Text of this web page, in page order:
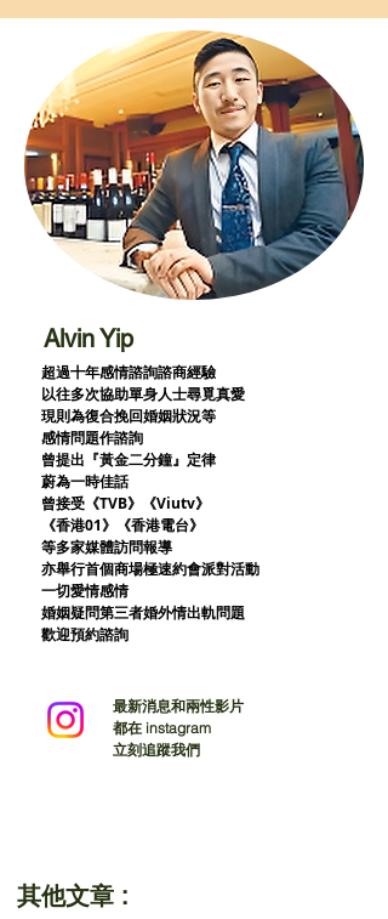
Alvin Yip
超過十年感情諮詢諮商經驗
以往多次協助單身人士尋覓真愛
現則為復合挽回婚姻狀況等
感情問題作諮詢
曾提出『黃金二分鐘』定律
蔚為一時佳話
曾接受《TVB》《Viutv》
《香港01》
《香港電台》
等多家媒體訪問報導
亦舉行首個商場極速約會派對活動
一切愛情感情
婚姻疑問第三者婚外情出軌問題
歡迎預約諮詢
最新消息和兩性影片
都在 instagram
立刻追蹤我們
其他文章 :